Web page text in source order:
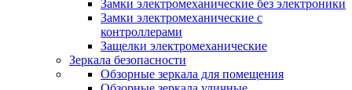
Замки электромеханические без электроники
Замки электромеханические с
контроллерами
Защелки электромеханические
Зеркала безопасности
Обзорные зеркала для помещения